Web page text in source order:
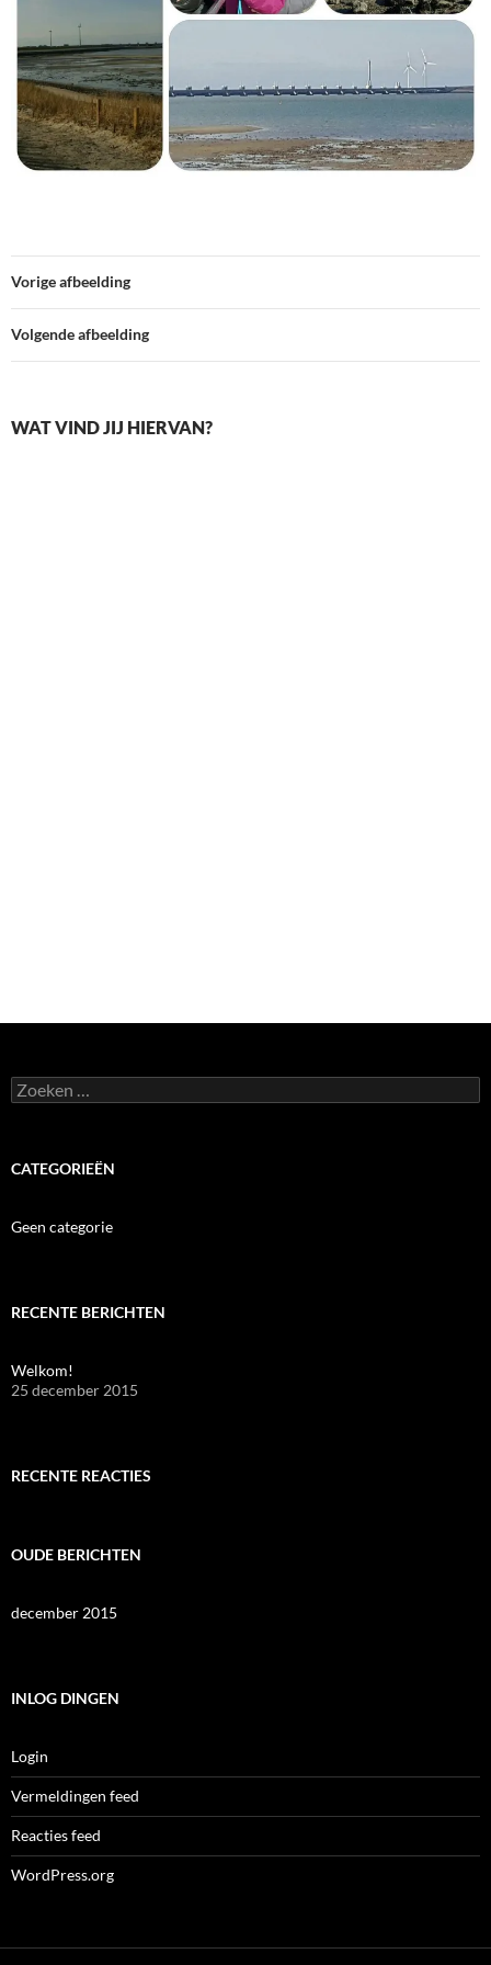
Vorige afbeelding
Volgende afbeelding
WAT VIND JIJ HIERVAN?
Zoeken
naar:
CATEGORIEËN
Geen categorie
RECENTE BERICHTEN
Welkom!
25 december 2015
RECENTE REACTIES
OUDE BERICHTEN
december 2015
INLOG DINGEN
Login
Vermeldingen feed
Reacties feed
WordPress.org